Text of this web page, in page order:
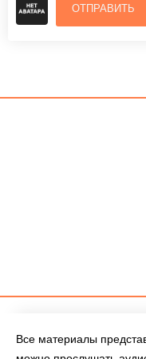
ОТПРАВИТЬ
Все материалы